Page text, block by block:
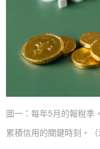
圖一：每年5月的報稅季
累積信用的關鍵時刻。